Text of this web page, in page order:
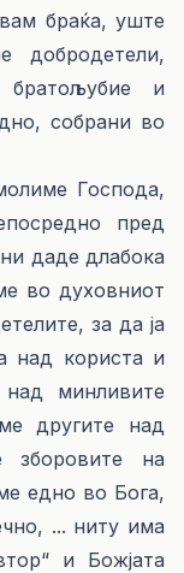
браќа, уште
добродетели,
братољубие и
собрани во
Господа,
пред
даде длабока
во духовниот
за да ја
над користа и
минливите
другите над
на
едно во Бога,
... ниту има
и Божјата